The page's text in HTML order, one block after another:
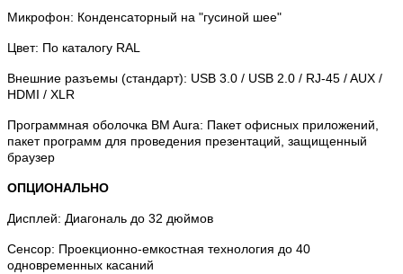
Микрофон: Конденсаторный на "гусиной шее"
Цвет: По каталогу RAL
Внешние разъемы (стандарт): USB 3.0 / USB 2.0 / RJ-45 / AUX /
HDMI / XLR
Программная оболочка BM Aura: Пакет офисных приложений,
пакет программ для проведения презентаций, защищенный
браузер
ОПЦИОНАЛЬНО
Дисплей: Диагональ до 32 дюймов
Сенсор: Проекционно-емкостная технология до 40
одновременных касаний